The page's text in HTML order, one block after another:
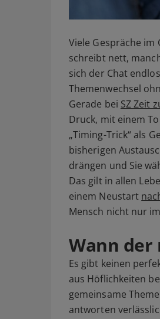
Viele Gespräche
schreibt nett,
sich der Chat
Themenwechsel
Gerade bei SZ Zeit
Druck, mit einem
„Timing-Trick“ als
bisherigen
drängen und Sie
Das gilt in allen
einem Neustart
Mensch nicht nur
Wann
Es gibt keinen
aus Höflichkeiten
gemeinsame
antworten